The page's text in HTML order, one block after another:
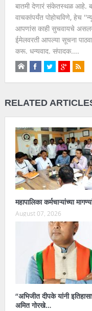
बातमी देणारं संकेतस्थळ आहे.
वाचकांपर्यंत पोहोचविणे, हेच
आपणांस काही सुचवायचे
ईमेलवरती आपल्या सूचना
करू. धन्यवाद. संपादक....
RELATED
महापालिका कर्मचाऱ्यांच्या
August 07, 2026
“अभिजीत दीपके यांनी
अमित गोरखे…